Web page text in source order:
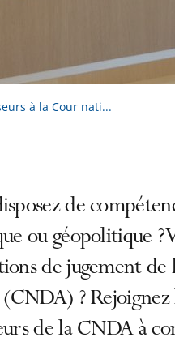
à la Cour nati...
de
ou géopolitique ?
de jugement
?
de la CNDA à